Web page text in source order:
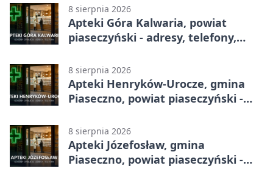
8 sierpnia 2026
Apteki Góra Kalwaria, powiat
piaseczyński - adresy, telefony,
8 sierpnia 2026
Apteki Henryków-Urocze, gmina
Piaseczno, powiat piaseczyński -
8 sierpnia 2026
Apteki Józefosław, gmina
Piaseczno, powiat piaseczyński -